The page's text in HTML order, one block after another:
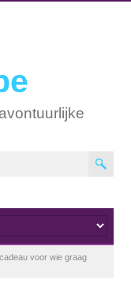
voor wie graag